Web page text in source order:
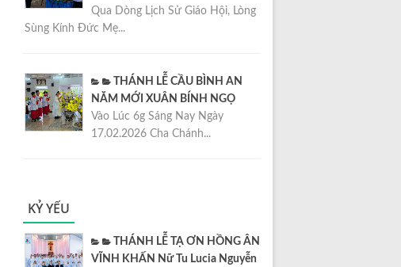
Qua Dòng Lịch Sử Giáo Hội, Lòng
Sùng Kính Đức Mẹ...
THÁNH LỄ CẦU BÌNH AN
NĂM MỚI XUÂN BÍNH NGỌ
Vào Lúc 6g Sáng Nay Ngày
17.02.2026 Cha Chánh...
KỶ YẾU
THÁNH LỄ TẠ ƠN HỒNG ÂN
VĨNH KHẤN Nữ Tu Lucia Nguyễn